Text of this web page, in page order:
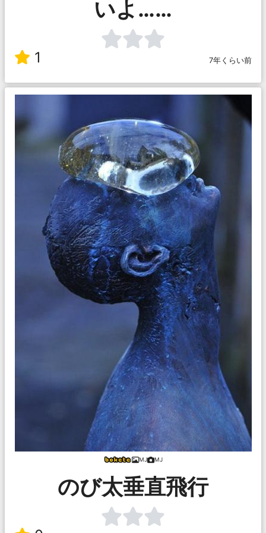
いよ……
1 7年くらい前
MJ MJ
のび太垂直飛行